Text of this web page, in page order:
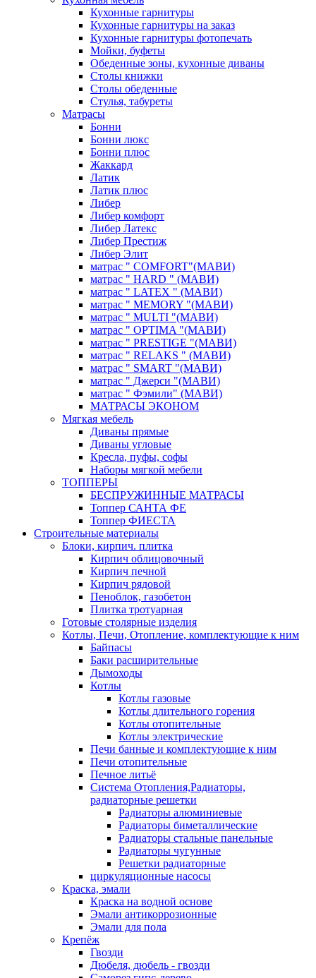
Кухонные гарнитуры
Кухонные гарнитуры на заказ
Кухонные гарнитуры фотопечать
Мойки, буфеты
Обеденные зоны, кухонные диваны
Столы книжки
Столы обеденные
Стулья, табуреты
Матрасы
Бонни
Бонни люкс
Бонни плюс
Жаккард
Латик
Латик плюс
Либер
Либер комфорт
Либер Латекс
Либер Престиж
Либер Элит
матрас " COMFORT"(МАВИ)
матрас " HARD " (МАВИ)
матрас " LATEX " (МАВИ)
матрас " MEMORY "(МАВИ)
матрас " MULTI "(МАВИ)
матрас " OPTIMA "(МАВИ)
матрас " PRESTIGE "(МАВИ)
матрас " RELAKS " (МАВИ)
матрас " SMART "(МАВИ)
матрас " Джерси "(МАВИ)
матрас " Фэмили" (МАВИ)
МАТРАСЫ ЭКОНОМ
Мягкая мебель
Диваны прямые
Диваны угловые
Кресла, пуфы, софы
Наборы мягкой мебели
ТОППЕРЫ
БЕСПРУЖИННЫЕ МАТРАСЫ
Топпер САНТА ФЕ
Топпер ФИЕСТА
Строительные материалы
Блоки, кирпич. плитка
Кирпич облицовочный
Кирпич печной
Кирпич рядовой
Пеноблок, газобетон
Плитка тротуарная
Готовые столярные изделия
Котлы, Печи, Отопление, комплектующие к ним
Байпасы
Баки расширительные
Дымоходы
Котлы
Котлы газовые
Котлы длительного горения
Котлы отопительные
Котлы электрические
Печи банные и комплектующие к ним
Печи отопительные
Печное литьё
Система Отопления,Радиаторы,
радиаторные решетки
Радиаторы алюминиевые
Радиаторы биметаллические
Радиаторы стальные панельные
Радиаторы чугунные
Решетки радиаторные
циркуляционные насосы
Краска, эмали
Краска на водной основе
Эмали антикоррозионные
Эмали для пола
Крепёж
Гвозди
Дюбеля, дюбель - гвозди